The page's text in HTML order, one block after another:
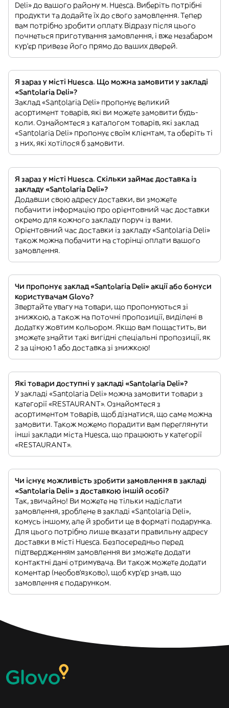
Deli» до вашого району м. Huesca. Виберіть потрібні
продукти та додайте їх до свого замовлення. Тепер
вам потрібно зробити оплату. Відразу після цього
почнеться приготування замовлення, і вже незабаром
кур'єр привезе його прямо до ваших дверей.
Я зараз у місті Huesca. Що можна замовити у закладі
«Santolaria Deli»?
Заклад «Santolaria Deli» пропонує великий
асортимент товарів, які ви можете замовити будь-
коли. Ознайомтеся з каталогом товарів, які заклад
«Santolaria Deli» пропонує своїм клієнтам, та оберіть ті
з них, які хотілося б замовити.
Я зараз у місті Huesca. Скільки займає доставка із
закладу «Santolaria Deli»?
Додавши свою адресу доставки, ви зможете
побачити інформацію про орієнтовний час доставки
окремо для кожного закладу поруч із вами.
Орієнтовний час доставки із закладу «Santolaria Deli»
також можна побачити на сторінці оплати вашого
замовлення.
Чи пропонує заклад «Santolaria Deli» акції або бонуси
користувачам Glovo?
Звертайте увагу на товари, що пропонуються зі
знижкою, а також на поточні пропозиції, виділені в
додатку жовтим кольором. Якщо вам пощастить, ви
зможете знайти такі вигідні спеціальні пропозиції, як
2 за ціною 1 або доставка зі знижкою!
Які товари доступні у закладі «Santolaria Deli»?
У закладі «Santolaria Deli» можна замовити товари з
категорії «RESTAURANT». Ознайомтеся з
асортиментом товарів, щоб дізнатися, що саме можна
замовити. Також можемо порадити вам переглянути
інші заклади міста Huesca, що працюють у категорії
«RESTAURANT».
Чи існує можливість зробити замовлення в закладі
«Santolaria Deli» з доставкою іншій особі?
Так, звичайно! Ви можете не тільки надіслати
замовлення, зроблене в закладі «Santolaria Deli»,
комусь іншому, але й зробити це в форматі подарунка.
Для цього потрібно лише вказати правильну адресу
доставки в місті Huesca. Безпосередньо перед
підтвердженням замовлення ви зможете додати
контактні дані отримувача. Ви також можете додати
коментар (необов'язково), щоб кур'єр знав, що
замовлення є подарунком.